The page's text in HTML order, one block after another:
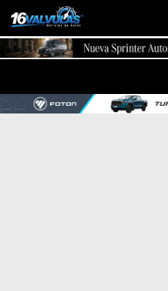
Saltar al contenido